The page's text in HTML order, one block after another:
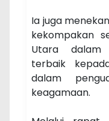
Ia juga
kekompakan
Utara dalam
terbaik
dalam
keagamaan.